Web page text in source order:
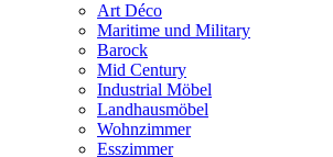
Art Déco
Maritime und Military
Barock
Mid Century
Industrial Möbel
Landhausmöbel
Wohnzimmer
Esszimmer